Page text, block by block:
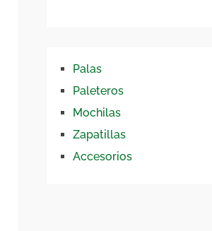
Palas
Paleteros
Mochilas
Zapatillas
Accesorios